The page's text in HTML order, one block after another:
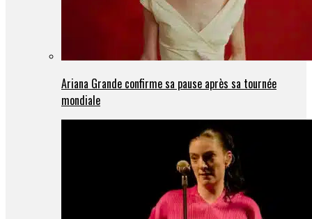
Ariana Grande confirme sa pause après sa tournée
mondiale